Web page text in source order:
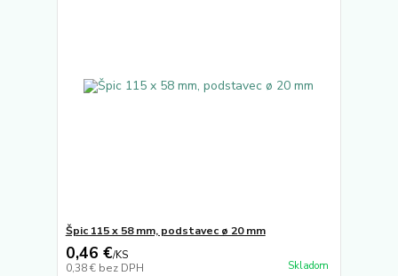
Špic 115 x 58 mm, podstavec ø 20 mm
0,46 €/KS
0,38 € bez DPH Skladom